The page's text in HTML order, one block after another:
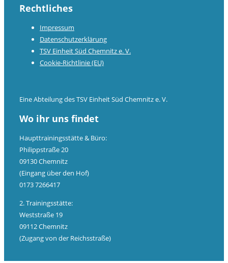
Rechtliches
Impressum
Datenschutzerklärung
TSV Einheit Süd Chemnitz e. V.
Cookie-Richtlinie (EU)
Eine Abteilung des TSV Einheit Süd Chemnitz e. V.
Wo ihr uns findet
Haupttrainingsstätte & Büro:
Philippstraße 20
09130 Chemnitz
(Eingang über den Hof)
0173 7266417
2. Trainingsstätte:
Weststraße 19
09112 Chemnitz
(Zugang von der Reichsstraße)